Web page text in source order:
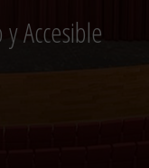
Accesible